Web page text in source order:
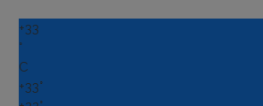
+33
°
C
+33°